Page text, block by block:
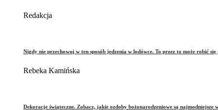
Redakcja
Nigdy nie przechowuj w ten sposób jedzenia w lodówce. To przez to może robić się
Rebeka Kamińska
Dekoracje świąteczne. Zobacz, jakie ozdoby bożonarodzeniowe są najmodniejsze